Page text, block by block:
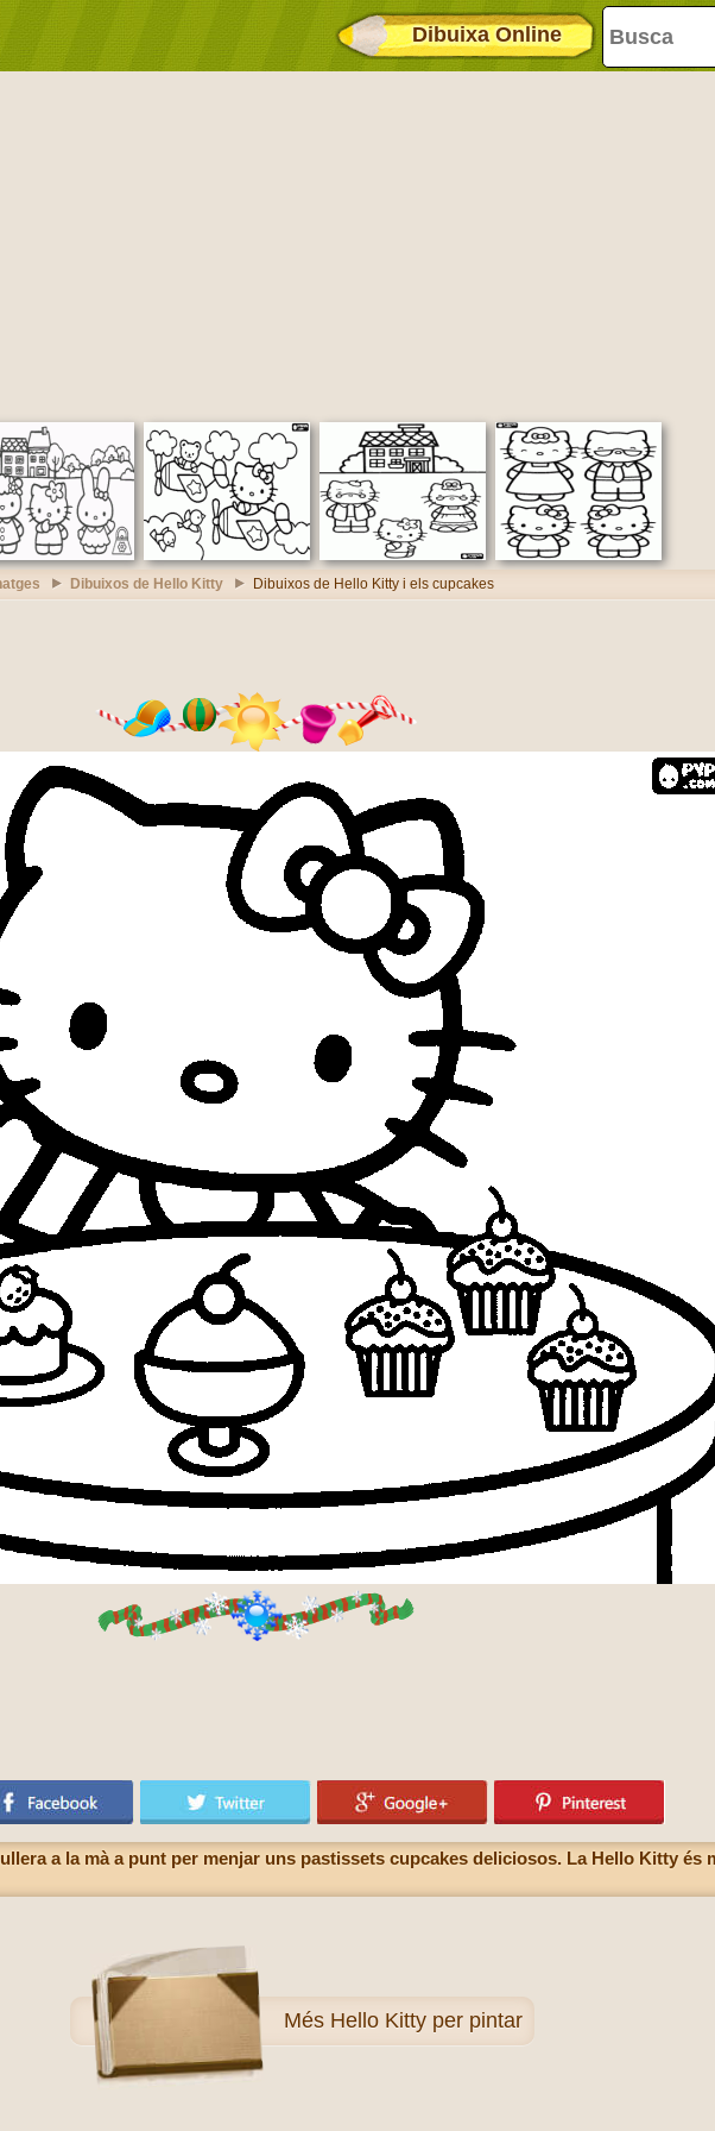
Dibuixa Online
Dibuixos de Hello Kitty Dibuixos de Hello Kitty i els cupcakes
a la mà a punt per menjar uns pastissets cupcakes deliciosos. La Hello Kitty és
Més Hello Kitty per pintar